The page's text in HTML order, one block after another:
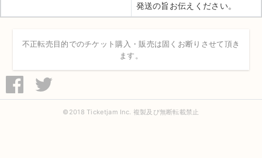
発送の旨お伝えください。
不正転売目的でのチケット購入・販売は固くお断りさせて頂き
ます。
©2018 Ticketjam Inc. 複製及び無断転載禁止